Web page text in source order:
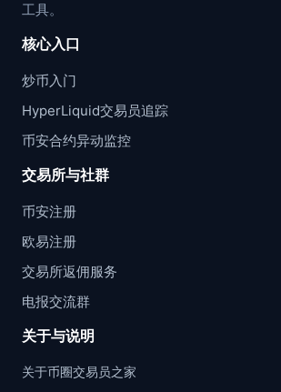
工具。
核心入口
炒币入门
HyperLiquid交易员追踪
币安合约异动监控
交易所与社群
币安注册
欧易注册
交易所返佣服务
电报交流群
关于与说明
关于币圈交易员之家